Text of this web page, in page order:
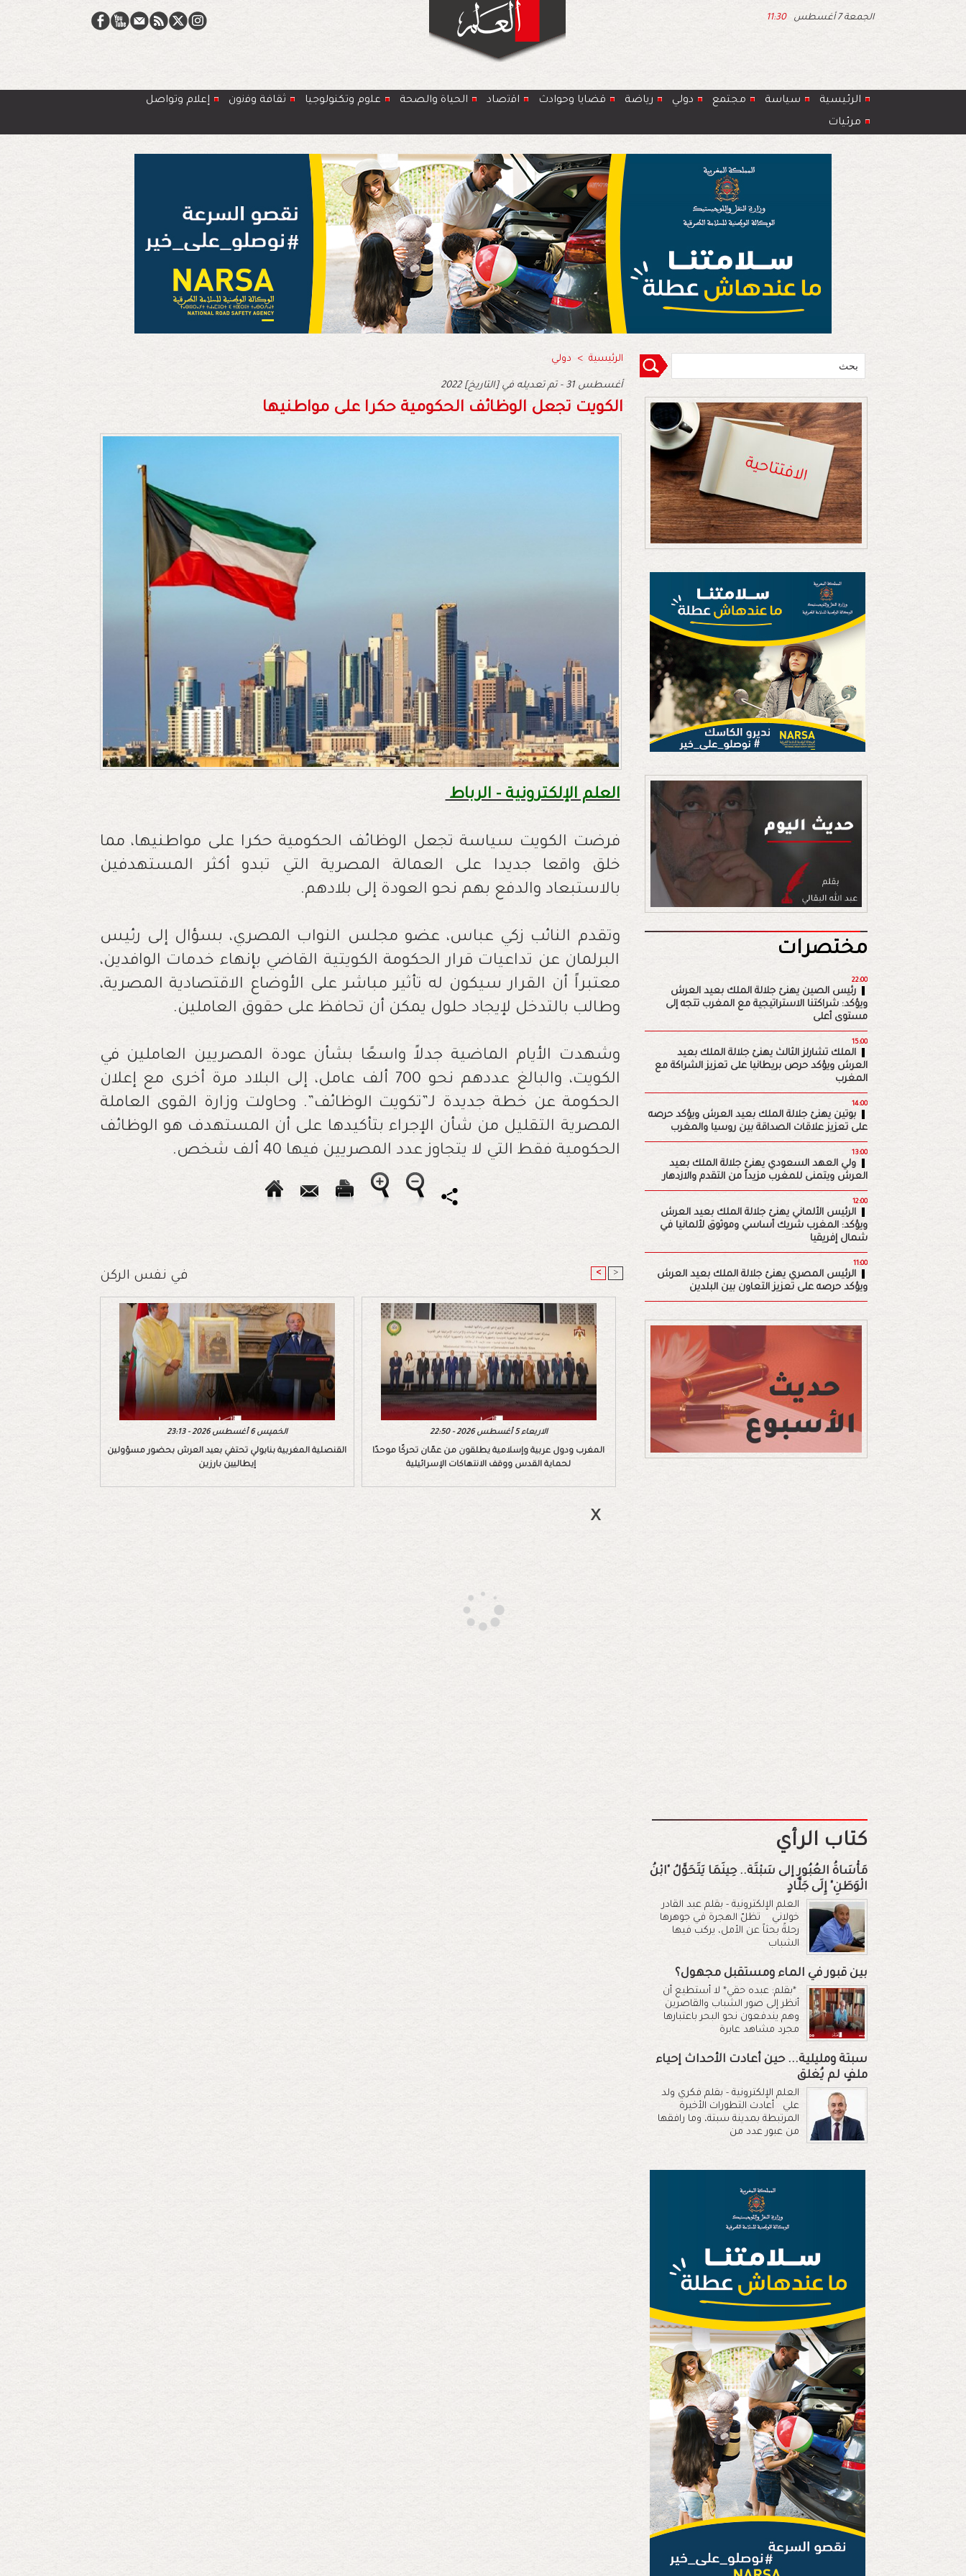
الجمعة 7 أغسطس 11:30
الرئيسية سياسة مجتمع دولي رياضة قضايا وحوادث اﻗﺗﺻﺎد الحياة والصحة ﻋﻠوم وتكنولوجيا ﺛﻘﺎﻓﺔ وﻓﻧون
إعلام وتواصل
مرئيات
الرئيسية > دولي
2022 أغسطس 31 - تم تعديله في [التاريخ]
الكويت تجعل الوظائف الحكومية حكرا على مواطنيها
العلم الإلكترونية - الرباط
فرضت الكويت سياسة تجعل الوظائف الحكومية حكرا على مواطنيها، مما
خلق واقعا جديدا على العمالة المصرية التي تبدو أكثر المستهدفين
بالاستبعاد والدفع بهم نحو العودة إلى بلادهم.
وتقدم النائب زكي عباس، عضو مجلس النواب المصري، بسؤال إلى رئيس
البرلمان عن تداعيات قرار الحكومة الكويتية القاضي بإنهاء خدمات الوافدين،
معتبراً أن القرار سيكون له تأثير مباشر على الأوضاع الاقتصادية المصرية،
وطالب بالتدخل لإيجاد حلول يمكن أن تحافظ على حقوق العاملين.
وشهدت الأيام الماضية جدلاً واسعًا بشأن عودة المصريين العاملين في
الكويت، والبالغ عددهم نحو 700 ألف عامل، إلى البلاد مرة أخرى مع إعلان
الحكومة عن خطة جديدة لـ”تكويت الوظائف”. وحاولت وزارة القوى العاملة
المصرية التقليل من شأن الإجراء بتأكيدها على أن المستهدف هو الوظائف
الحكومية فقط التي لا يتجاوز عدد المصريين فيها 40 ألف شخص.
في نفس الركن < >
الخميس 6 أغسطس 2026 - 23:13
القنصلية المغربية بنابولي تحتفي بعيد العرش بحضور مسؤولين
إيطاليين بارزين
الاربعاء 5 أغسطس 2026 - 22:50
المغرب ودول عربية وإسلامية يطلقون من عمّان تحركًا موحدًا
لحماية القدس ووقف الانتهاكات الإسرائيلية
مختصرات
22:00
رئيس الصين يهنئ جلالة الملك بعيد العرش
ويؤكد: شراكتنا الاستراتيجية مع المغرب تتجه إلى
مستوى أعلى
15:00
الملك تشارلز الثالث يهنئ جلالة الملك بعيد
العرش ويؤكد حرص بريطانيا على تعزيز الشراكة مع
المغرب
14:00
بوتين يهنئ جلالة الملك بعيد العرش ويؤكد حرصه
على تعزيز علاقات الصداقة بين روسيا والمغرب
13:00
ولي العهد السعودي يهنئ جلالة الملك بعيد
العرش ويتمنى للمغرب مزيداً من التقدم والازدهار
12:00
الرئيس الألماني يهنئ جلالة الملك بعيد العرش
ويؤكد: المغرب شريك أساسي وموثوق لألمانيا في
شمال إفريقيا
11:00
الرئيس المصري يهنئ جلالة الملك بعيد العرش
ويؤكد حرصه على تعزيز التعاون بين البلدين
كتاب الرأي
مَأْسَاةُ العُبُورِ إلى سَبْتَة.. حِينَمَا يَتَحَوَّلُ "ابْنُ
الْوَطَنِ" إِلَى جَلَّادٍ
العلم الإلكترونية - بقلم عبد القادر
خولاني تظلّ الهجرة في جوهرها
رحلةً بحثاً عن الأمل، يركب فيها
الشباب
بين قبور في الماء ومستقبل مجهول؟
*بقلم: عبده حقي* لا أستطيع أن
أنظر إلى صور الشباب والقاصرين
وهم يندفعون نحو البحر باعتبارها
مجرد مشاهد عابرة
سبتة ومليلية... حين أعادت الأحداث إحياء
ملفٍ لم يُغلق
العلم الإلكترونية - بقلم فكري ولد
علي أعادت التطورات الأخيرة
المرتبطة بمدينة سبتة، وما رافقها
من عبور عدد من